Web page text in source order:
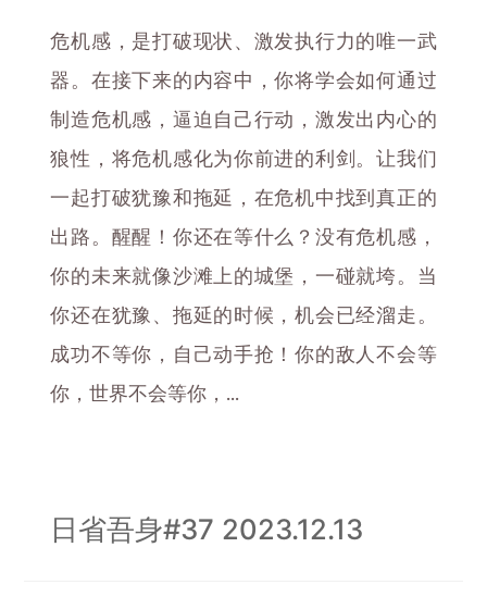
危机感，是打破现状、激发执行力的唯一武
器。在接下来的内容中，你将学会如何通过
制造危机感，逼迫自己行动，激发出内心的
狼性，将危机感化为你前进的利剑。让我们
一起打破犹豫和拖延，在危机中找到真正的
出路。醒醒！你还在等什么？没有危机感，
你的未来就像沙滩上的城堡，一碰就垮。当
你还在犹豫、拖延的时候，机会已经溜走。
成功不等你，自己动手抢！你的敌人不会等
你，世界不会等你，...
日省吾身#37 2023.12.13